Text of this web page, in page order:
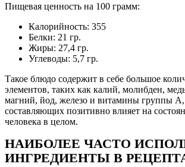
Пищевая ценность на 100 грамм:
Калорийность: 355
Белки: 21 гр.
Жиры: 27,4 гр.
Углеводы: 5,7 гр.
Такое блюдо содержит в себе большое
элементов, таких как калий, молибден,
магний, йод, железо и витамины группы
составляющих позитивно влияет на
человека в целом.
НАИБОЛЕЕ ЧАСТО
ИНГРЕДИЕНТЫ В